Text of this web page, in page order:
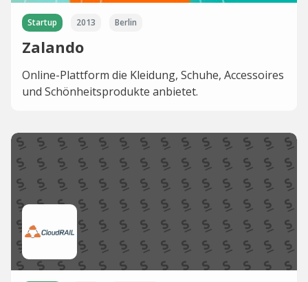
Startup 2013 Berlin
Zalando
Online-Plattform die Kleidung, Schuhe, Accessoires
und Schönheitsprodukte anbietet.